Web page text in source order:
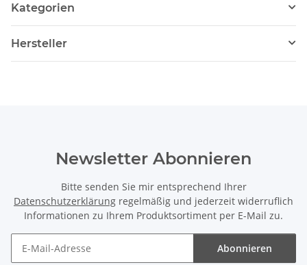
Kategorien
Hersteller
Newsletter Abonnieren
Bitte senden Sie mir entsprechend Ihrer
Datenschutzerklärung regelmäßig und jederzeit widerruflich
Informationen zu Ihrem Produktsortiment per E-Mail zu.
Abonnieren